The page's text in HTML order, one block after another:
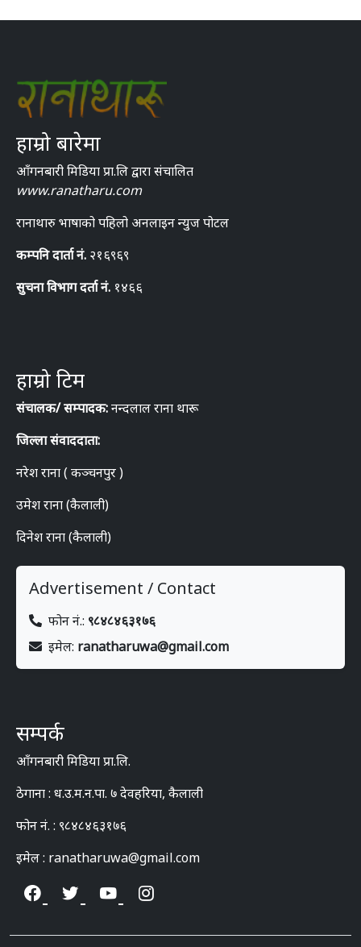
हाम्रो बारेमा
आँगनबारी मिडिया प्रा.लि द्वारा संचालित
www.ranatharu.com
रानाथारु भाषाको पहिलो अनलाइन न्युज पोटल
कम्पनि दार्ता नं. २१६९६९
सुचना विभाग दर्ता नं. १४६६
हाम्रो टिम
संचालक/ सम्पादक:नन्दलाल राना थारू
जिल्ला संवाददाता:
नरेश राना ( कञ्चनपुर )
उमेश राना (कैलाली)
दिनेश राना (कैलाली)
Advertisement / Contact
फोन नं.: ९८४८४६३१७६
इमेल: ranatharuwa@gmail.com
सम्पर्क
आँगनबारी मिडिया प्रा.लि.
ठेगाना : ध.उ.म.न.पा. ७ देवहरिया, कैलाली
फोन नं. : ९८४८४६३१७६
इमेल : ranatharuwa@gmail.com